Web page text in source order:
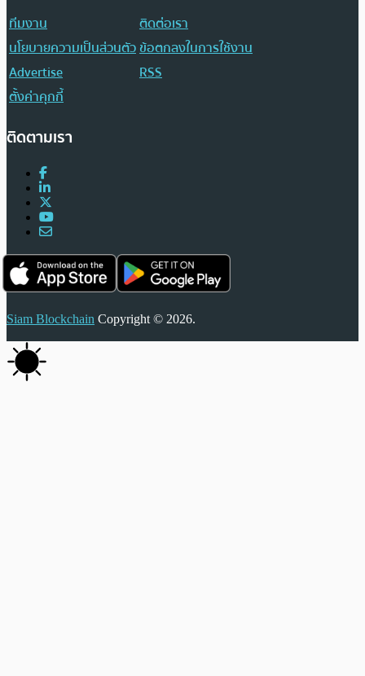
ทีมงาน
ติดต่อเรา
นโยบายความเป็นส่วนตัวข้อตกลงในการใช้งาน
Advertise
RSS
ตั้งค่าคุกกี้
ติดตามเรา
Siam Blockchain Copyright © 2026.